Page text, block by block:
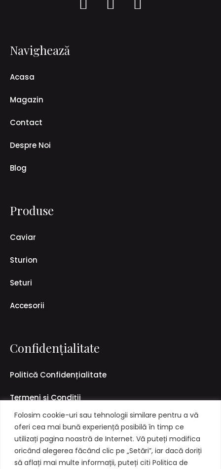
Folosim cookie-uri sau tehnologii similare pentru a vă
oferi cea mai bună experiență posibilă în timp ce
utilizați pagina noastră de Internet. Vă puteți modifica
oricând alegerea făcând clic pe „Setări”, iar dacă doriți
să aflați mai multe informații, puteți citi Politica de
Navighează
Acasa
Magazin
Contact
Despre Noi
Blog
Produse
Caviar
Sturion
Seturi
Accesorii
Confidențialitate
Politică Confidențialitate
Termeni și Condiții
Politică Livrare & Retur